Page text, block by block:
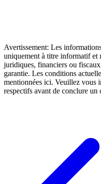
Avertissement: Les
uniquement à titre informatif et
juridiques, financiers ou
garantie. Les conditions
mentionnées ici. Veuillez vous
respectifs avant de conclure un